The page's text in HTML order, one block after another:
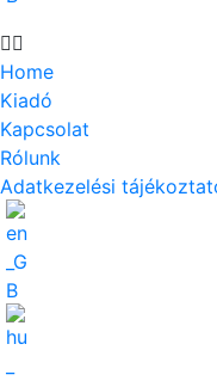
Home
Kiadó
Kapcsolat
Rólunk
Adatkezelési